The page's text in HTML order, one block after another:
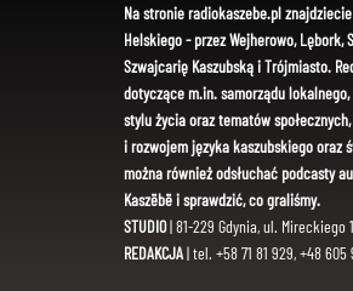
Na stronie radiokaszebe.pl
Helskiego - przez Wejherowo, Lębork,
Szwajcarię Kaszubską i Trójmiasto.
dotyczące m.in. samorządu
stylu życia oraz tematów
i rozwojem języka kaszubskiego oraz
można również odsłuchać podcasty
Kaszëbë i sprawdzić, co graliśmy.
STUDIO| 81-229 Gdynia, ul. Mireckiego
REDAKCJA| tel. +58 71 81 929, +48 605